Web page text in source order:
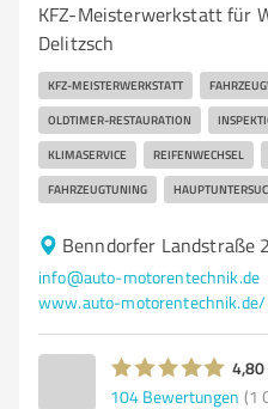
KFZ-Meisterwerkstatt für
Delitzsch
KFZ-MEISTERWERKSTATT
OLDTIMER-RESTAURATION
KLIMASERVICE REIFENWECHSEL
FAHRZEUGTUNING
Benndorfer Landstraße
info@auto-motorentechnik.de
www.auto-motorentechnik.de/
104 Bewertungen (1